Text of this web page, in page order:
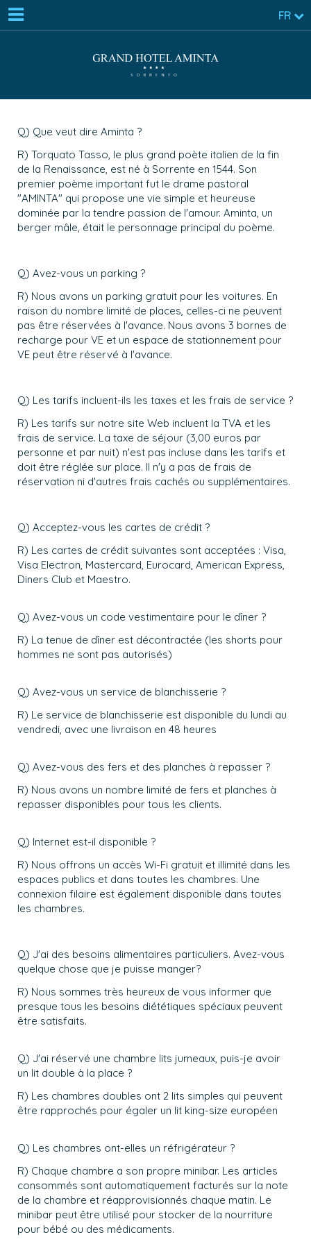
FR
Q) Que veut dire Aminta ?
R) Torquato Tasso, le plus grand poète italien de la fin
de la Renaissance, est né à Sorrente en 1544. Son
premier poème important fut le drame pastoral
"AMINTA" qui propose une vie simple et heureuse
dominée par la tendre passion de l'amour. Aminta, un
berger mâle, était le personnage principal du poème.
Q) Avez-vous un parking ?
R) Nous avons un parking gratuit pour les voitures. En
raison du nombre limité de places, celles-ci ne peuvent
pas être réservées à l'avance. Nous avons 3 bornes de
recharge pour VE et un espace de stationnement pour
VE peut être réservé à l'avance.
Q) Les tarifs incluent-ils les taxes et les frais de service ?
R) Les tarifs sur notre site Web incluent la TVA et les
frais de service. La taxe de séjour (3,00 euros par
personne et par nuit) n'est pas incluse dans les tarifs et
doit être réglée sur place. Il n'y a pas de frais de
réservation ni d'autres frais cachés ou supplémentaires.
Q) Acceptez-vous les cartes de crédit ?
R) Les cartes de crédit suivantes sont acceptées : Visa,
Visa Electron, Mastercard, Eurocard, American Express,
Diners Club et Maestro.
Q) Avez-vous un code vestimentaire pour le dîner ?
R) La tenue de dîner est décontractée (les shorts pour
hommes ne sont pas autorisés)
Q) Avez-vous un service de blanchisserie ?
R) Le service de blanchisserie est disponible du lundi au
vendredi, avec une livraison en 48 heures
Q) Avez-vous des fers et des planches à repasser ?
R) Nous avons un nombre limité de fers et planches à
repasser disponibles pour tous les clients.
Q) Internet est-il disponible ?
R) Nous offrons un accès Wi-Fi gratuit et illimité dans les
espaces publics et dans toutes les chambres. Une
connexion filaire est également disponible dans toutes
les chambres.
Q) J'ai des besoins alimentaires particuliers. Avez-vous
quelque chose que je puisse manger?
R) Nous sommes très heureux de vous informer que
presque tous les besoins diététiques spéciaux peuvent
être satisfaits.
Q) J'ai réservé une chambre lits jumeaux, puis-je avoir
un lit double à la place ?
R) Les chambres doubles ont 2 lits simples qui peuvent
être rapprochés pour égaler un lit king-size européen
Q) Les chambres ont-elles un réfrigérateur ?
R) Chaque chambre a son propre minibar. Les articles
consommés sont automatiquement facturés sur la note
de la chambre et réapprovisionnés chaque matin. Le
minibar peut être utilisé pour stocker de la nourriture
pour bébé ou des médicaments.